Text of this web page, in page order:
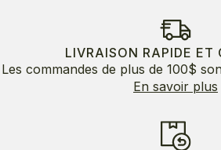
LIVRAISON RAPIDE ET
Les commandes de plus de 100$
En savoir plus